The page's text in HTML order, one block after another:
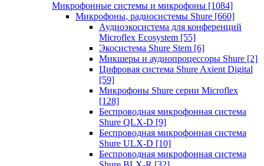
Микрофонные системы и микрофоны [1084]
Микрофоны, радиосистемы Shure [660]
Аудиоэкосистема для конференций
Microflex Ecosystem [55]
Экосистема Shure Stem [6]
Микшеры и аудиопроцессоры Shure [2]
Цифровая система Shure Axient Digital
[59]
Микрофоны Shure серии Microflex
[128]
Беспроводная микрофонная система
Shure QLX-D [9]
Беспроводная микрофонная система
Shure ULX-D [10]
Беспроводная микрофонная система